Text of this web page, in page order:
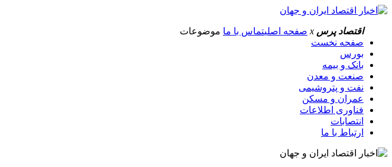
اقتصاد پرس x صفحه اصلیتماس با ما موضوعات
صفحه نخست
بورس
بانک و بیمه
صنعت و معدن
نفت و پتروشیمی
عمران و مسکن
فناوری اطلاعات
انتصابات
ارتباط با ما